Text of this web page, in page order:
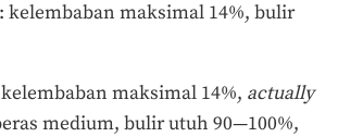
kelembaban maksimal 14%, bulir
maksimal 14%, actually
medium, bulir utuh 90—100%,